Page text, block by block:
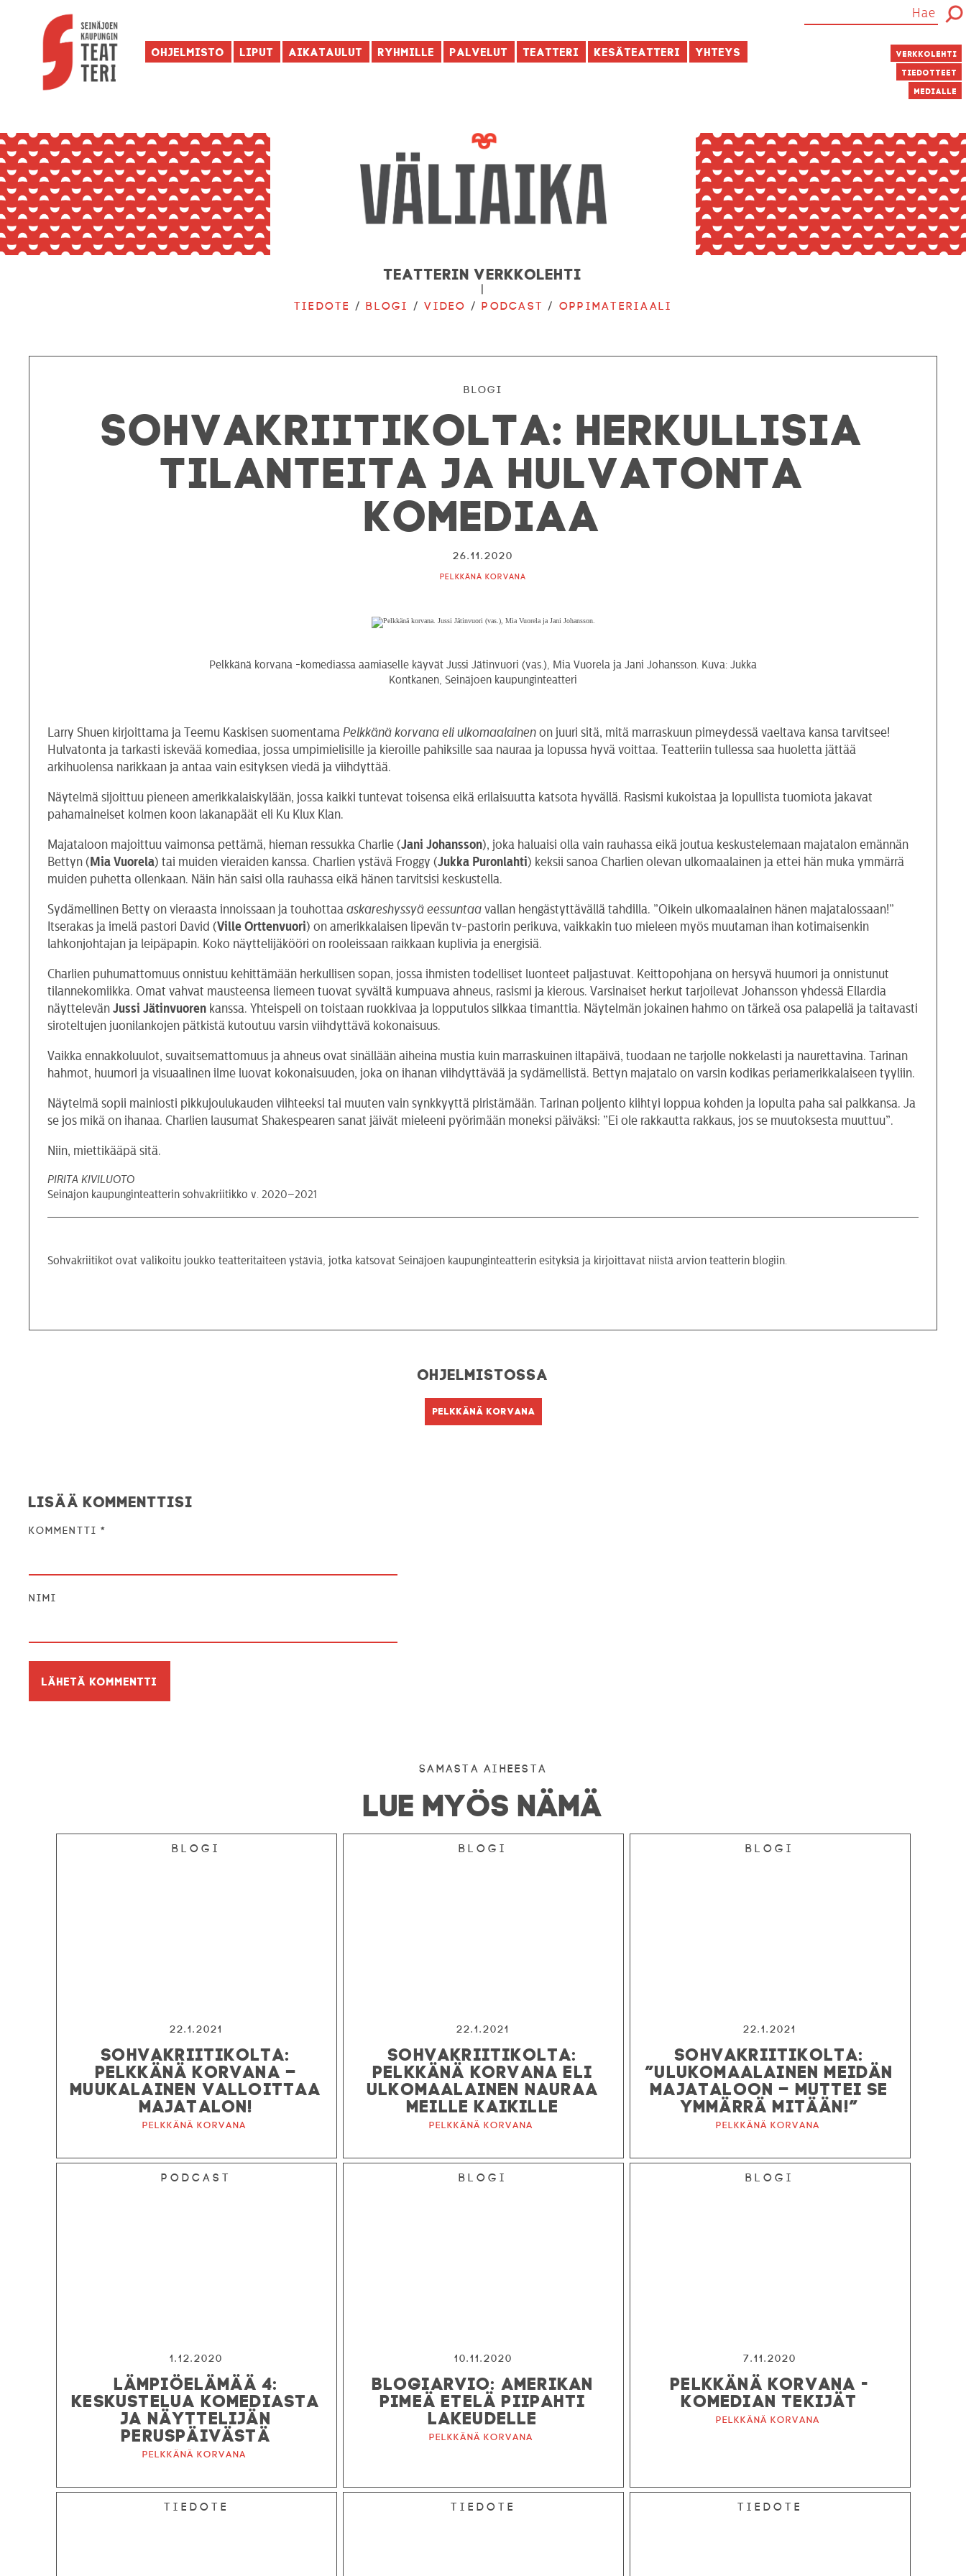
Ohjelmisto Liput Aikataulut Ryhmille Palvelut Teatteri Kesäteatteri Yhteys Verkkolehti
Tiedotteet
Medialle
Teatterin verkkolehti
|
Tiedote /Blogi /Video /Podcast / Oppimateriaali
Blogi
Sohvakriitikolta: Herkullisia
tilanteita ja hulvatonta
komediaa
26.11.2020
Pelkkänä korvana
Pelkkänä korvana -komediassa aamiaselle käyvät Jussi Jätinvuori (vas.), Mia Vuorela ja Jani Johansson. Kuva: Jukka
Kontkanen, Seinäjoen kaupunginteatteri
Larry Shuen kirjoittama ja Teemu Kaskisen suomentamaPelkkänä korvana eli ulkomaalainen on juuri sitä, mitä marraskuun pimeydessä vaeltava kansa tarvitsee!
Hulvatonta ja tarkasti iskevää komediaa, jossa umpimielisille ja kieroille pahiksille saa nauraa ja lopussa hyvä voittaa. Teatteriin tullessa saa huoletta jättää
arkihuolensa narikkaan ja antaa vain esityksen viedä ja viihdyttää.
Näytelmä sijoittuu pieneen amerikkalaiskylään, jossa kaikki tuntevat toisensa eikä erilaisuutta katsota hyvällä. Rasismi kukoistaa ja lopullista tuomiota jakavat
pahamaineiset kolmen koon lakanapäät eli Ku Klux Klan.
Majataloon majoittuu vaimonsa pettämä, hieman ressukka Charlie (Jani Johansson), joka haluaisi olla vain rauhassa eikä joutua keskustelemaan majatalon emännän
Bettyn ( Mia Vuorela) tai muiden vieraiden kanssa. Charlien ystävä Froggy (Jukka Puronlahti) keksii sanoa Charlien olevan ulkomaalainen ja ettei hän muka ymmärrä
muiden puhetta ollenkaan. Näin hän saisi olla rauhassa eikä hänen tarvitsisi keskustella.
Sydämellinen Betty on vieraasta innoissaan ja touhottaaaskareshyssyä eessuntaa vallan hengästyttävällä tahdilla. ”Oikein ulkomaalainen hänen majatalossaan!”
Itserakas ja imelä pastori David (Ville Orttenvuori) on amerikkalaisen lipevän tv-pastorin perikuva, vaikkakin tuo mieleen myös muutaman ihan kotimaisenkin
lahkonjohtajan ja leipäpapin. Koko näyttelijäkööri on rooleissaan raikkaan kuplivia ja energisiä.
Charlien puhumattomuus onnistuu kehittämään herkullisen sopan, jossa ihmisten todelliset luonteet paljastuvat. Keittopohjana on hersyvä huumori ja onnistunut
tilannekomiikka. Omat vahvat mausteensa liemeen tuovat syvältä kumpuava ahneus, rasismi ja kierous. Varsinaiset herkut tarjoilevat Johansson yhdessä Ellardia
näyttelevänJussi Jätinvuoren kanssa. Yhteispeli on toistaan ruokkivaa ja lopputulos silkkaa timanttia. Näytelmän jokainen hahmo on tärkeä osa palapeliä ja taitavasti
siroteltujen juonilankojen pätkistä kutoutuu varsin viihdyttävä kokonaisuus.
Vaikka ennakkoluulot, suvaitsemattomuus ja ahneus ovat sinällään aiheina mustia kuin marraskuinen iltapäivä, tuodaan ne tarjolle nokkelasti ja naurettavina. Tarinan
hahmot, huumori ja visuaalinen ilme luovat kokonaisuuden, joka on ihanan viihdyttävää ja sydämellistä. Bettyn majatalo on varsin kodikas periamerikkalaiseen tyyliin.
Näytelmä sopii mainiosti pikkujoulukauden viihteeksi tai muuten vain synkkyyttä piristämään. Tarinan poljento kiihtyi loppua kohden ja lopulta paha sai palkkansa. Ja
se jos mikä on ihanaa. Charlien lausumat Shakespearen sanat jäivät mieleeni pyörimään moneksi päiväksi: ”Ei ole rakkautta rakkaus, jos se muutoksesta muuttuu”.
Niin, miettikääpä sitä.
PIRITA KIVILUOTO
Seinäjon kaupunginteatterin sohvakriitikko v. 2020–2021
Sohvakriitikot ovat valikoitu joukko teatteritaiteen ystäviä, jotka katsovat Seinäjoen kaupunginteatterin esityksiä ja kirjoittavat niistä arvion teatterin blogiin.
Ohjelmistossa
Pelkkänä korvana
Lisää kommenttisi
Kommentti*
Nimi
Samasta aiheesta
LUE MYÖS NÄMÄ
Blogi
22.1.2021
SOHVAKRIITIKOLTA:
PELKKÄNÄ KORVANA –
MUUKALAINEN VALLOITTAA
MAJATALON!
Pelkkänä korvana
Blogi
22.1.2021
SOHVAKRIITIKOLTA:
PELKKÄNÄ KORVANA ELI
ULKOMAALAINEN NAURAA
MEILLE KAIKILLE
Pelkkänä korvana
Blogi
22.1.2021
SOHVAKRIITIKOLTA:
”ULUKOMAALAINEN MEIDÄN
MAJATALOON – MUTTEI SE
YMMÄRRÄ MITÄÄN!”
Pelkkänä korvana
Podcast
1.12.2020
LÄMPIÖELÄMÄÄ 4:
KESKUSTELUA KOMEDIASTA
JA NÄYTTELIJÄN
PERUSPÄIVÄSTÄ
Pelkkänä korvana
Blogi
10.11.2020
BLOGIARVIO: AMERIKAN
PIMEÄ ETELÄ PIIPAHTI
LAKEUDELLE
Pelkkänä korvana
Blogi
7.11.2020
PELKKÄNÄ KORVANA -
KOMEDIAN TEKIJÄT
Pelkkänä korvana
Tiedote Tiedote Tiedote